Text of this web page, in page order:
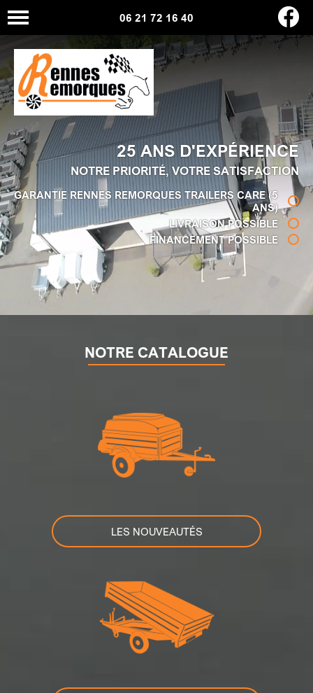
06 21 72 16 40
25 ANS D'EXPÉRIENCE
NOTRE PRIORITÉ, VOTRE SATISFACTION
GARANTIE RENNES REMORQUES TRAILERS CARE (5
ANS)
LIVRAISON POSSIBLE
FINANCEMENT POSSIBLE
NOTRE CATALOGUE
LES NOUVEAUTÉS